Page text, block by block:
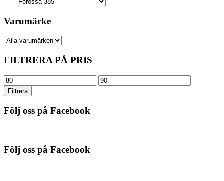
Varumärke
FILTRERA PÅ PRIS
Min
pris
Max
pris
Filtrera
Följ oss på Facebook
Följ oss på Facebook